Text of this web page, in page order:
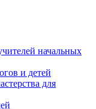
начальных
и детей
для